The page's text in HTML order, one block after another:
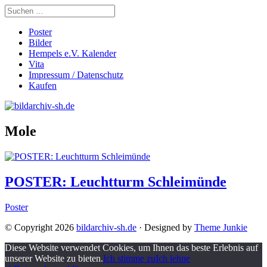
Poster
Bilder
Hempels e.V. Kalender
Vita
Impressum / Datenschutz
Kaufen
Mole
POSTER: Leuchtturm Schleimünde
Poster
© Copyright 2026 bildarchiv-sh.de · Designed by Theme Junkie
Diese Website verwendet Cookies, um Ihnen das beste Erlebnis auf
unserer Website zu bieten.Ich stimme zuIch lehne